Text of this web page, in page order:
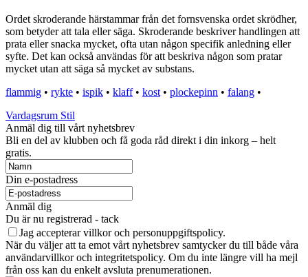
Ordet skroderande härstammar från det fornsvenska ordet skrödher,
som betyder att tala eller säga. Skroderande beskriver handlingen att
prata eller snacka mycket, ofta utan någon specifik anledning eller
syfte. Det kan också användas för att beskriva någon som pratar
mycket utan att säga så mycket av substans.
flammig • rykte • ispik • klaff• kost • plockepinn • falang •
Vardagsrum Stil
Anmäl dig till vårt nyhetsbrev
Bli en del av klubben och få goda råd direkt i din inkorg – helt
gratis.
Din e-postadress
Anmäl dig
Du är nu registrerad - tack
Jag accepterar villkor och personuppgiftspolicy.
När du väljer att ta emot vårt nyhetsbrev samtycker du till både våra
användarvillkor och integritetspolicy. Om du inte längre vill ha mejl
från oss kan du enkelt avsluta prenumerationen.